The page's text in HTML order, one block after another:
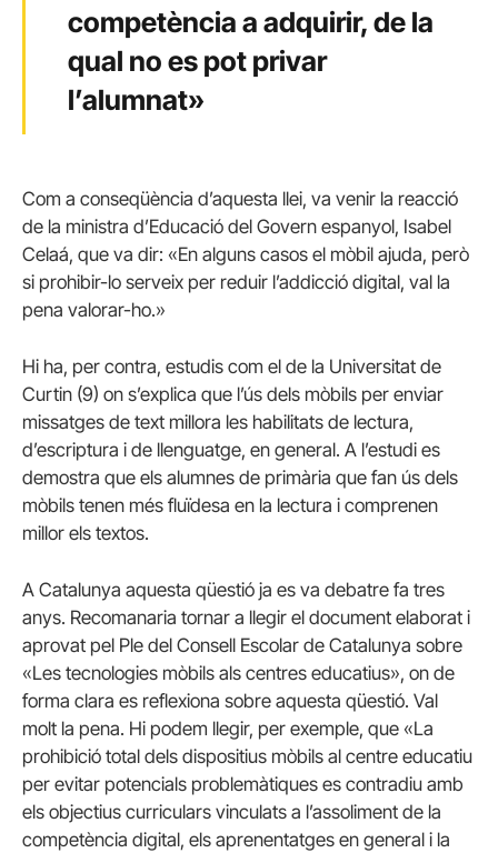
competència a adquirir, de la
qual no es pot privar
l’alumnat»
Com a conseqüència d’aquesta llei, va venir la reacció
de la ministra d’Educació del Govern espanyol, Isabel
Celaá, que va dir: «En alguns casos el mòbil ajuda, però
si prohibir-lo serveix per reduir l’addicció digital, val la
pena valorar-ho.»
Hi ha, per contra, estudis com el de la Universitat de
Curtin (9) on s’explica que l’ús dels mòbils per enviar
missatges de text millora les habilitats de lectura,
d’escriptura i de llenguatge, en general. A l’estudi es
demostra que els alumnes de primària que fan ús dels
mòbils tenen més fluïdesa en la lectura i comprenen
millor els textos.
A Catalunya aquesta qüestió ja es va debatre fa tres
anys. Recomanaria tornar a llegir el document elaborat i
aprovat pel Ple del Consell Escolar de Catalunya sobre
«Les tecnologies mòbils als centres educatius», on de
forma clara es reflexiona sobre aquesta qüestió. Val
molt la pena. Hi podem llegir, per exemple, que «La
prohibició total dels dispositius mòbils al centre educatiu
per evitar potencials problemàtiques es contradiu amb
els objectius curriculars vinculats a l’assoliment de la
competència digital, els aprenentatges en general i la